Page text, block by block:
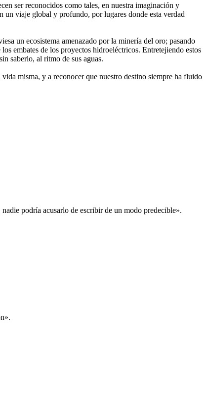
ser reconocidos como tales, en nuestra imaginación y
un viaje global y profundo, por lugares donde esta verdad
un ecosistema amenazado por la minería del oro; pasando
embates de los proyectos hidroeléctricos. Entretejiendo estos
saberlo, al ritmo de sus aguas.
misma, y a reconocer que nuestro destino siempre ha fluido
podría acusarlo de escribir de un modo predecible».